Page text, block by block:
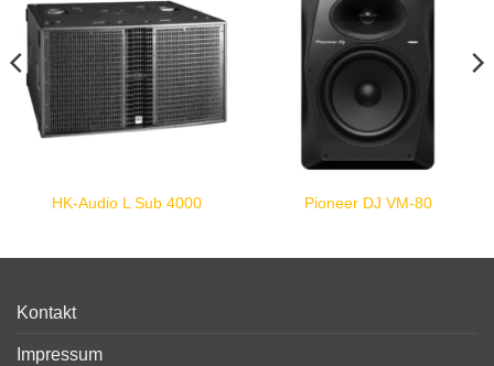
HK-Audio L Sub 4000 Pioneer DJ VM-80
Kontakt
Impressum